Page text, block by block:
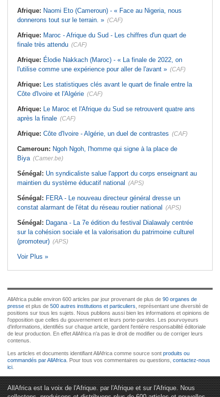
Afrique: Naomi Eto (Cameroun) - « Face au Nigeria, nous
donnerons tout sur le terrain. » (CAF)
Afrique: Maroc - Afrique du Sud - Les chiffres d'un quart de
finale très attendu (CAF)
Afrique: Élodie Nakkach (Maroc) - « La finale de 2022, on
l'utilise comme une expérience pour aller de l'avant » (CAF)
Afrique: Les statistiques clés avant le quart de finale entre la
Côte d'Ivoire et l'Algérie (CAF)
Afrique: Le Maroc et l'Afrique du Sud se retrouvent quatre ans
après la finale (CAF)
Afrique: Côte d'Ivoire - Algérie, un duel de contrastes (CAF)
Cameroun: Ngoh Ngoh, l'homme qui signe à la place de
Biya (Camer.be)
Sénégal: Un syndicaliste salue l'apport du corps enseignant au
maintien du système éducatif national (APS)
Sénégal: FERA - Le nouveau directeur général dresse un
constat alarmant de l'état du réseau routier national (APS)
Sénégal: Dagana - La 7e édition du festival Dialawaly centrée
sur la cohésion sociale et la valorisation du patrimoine culturel
(promoteur) (APS)
Voir Plus »
AllAfrica publie environ 600 articles par jour provenant de plus de 90 organes de
presse et plus de 500 autres institutions et particuliers , représentant une diversité de
positions sur tous les sujets. Nous publions aussi bien les informations et opinions de
l'opposition que celles du gouvernement et leurs porte-paroles. Les pourvoyeurs
d'informations, identifiés sur chaque article, gardent l'entière responsabilité éditoriale
de leur production. En effet AllAfrica n'a pas le droit de modifier ou de corriger leurs
contenus.
Les articles et documents identifiant AllAfrica comme source sont produits ou
commandés par AllAfrica . Pour tous vos commentaires ou questions, contactez-nous
ici
AllAfrica est la voix de l'Afrique. par l'Afrique et sur l'Afrique. Nous